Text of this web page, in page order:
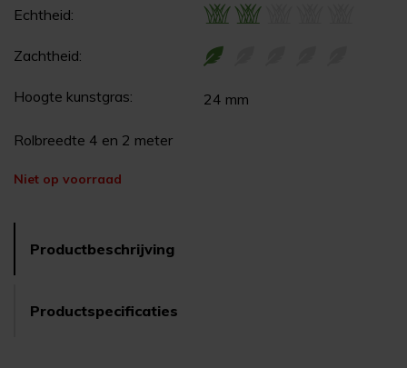
Echtheid:
Zachtheid:
Hoogte kunstgras: 24 mm
Rolbreedte 4 en 2 meter
Niet op voorraad
Productbeschrijving
Productspecificaties